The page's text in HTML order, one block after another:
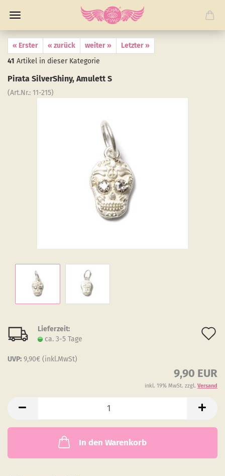
« Erster « zurück weiter »
Letzter »
41 Artikel in dieser Kategorie
Pi­ra­ta Sil­verS­hiny, Amu­lett S
(Art.Nr.: 11-​215)
Lieferzeit:
ca. 3-5 Tage
UVP: 9,90€ (inkl.MwSt)
9,90 EUR
inkl. 19% MwSt. zzgl. Versand
In den Warenkorb